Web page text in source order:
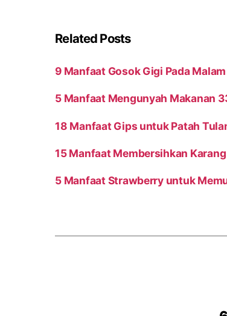
Related Posts
9 Manfaat Gosok Gigi Pada
5 Manfaat Mengunyah Makanan
18 Manfaat Gips untuk Patah
15 Manfaat Membersihkan
5 Manfaat Strawberry untuk